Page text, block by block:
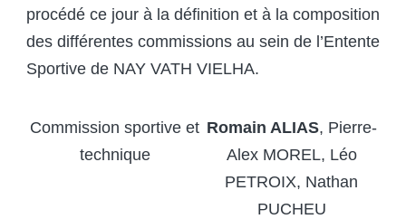
procédé ce jour à la définition et à la composition
des différentes commissions au sein de l’Entente
Sportive de NAY VATH VIELHA.
Commission sportive et
technique
Romain ALIAS, Pierre-
Alex MOREL, Léo
PETROIX, Nathan
PUCHEU